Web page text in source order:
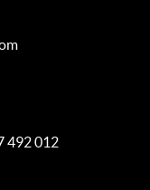
492 012